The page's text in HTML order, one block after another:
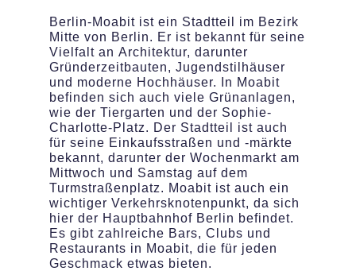
Berlin-Moabit ist ein Stadtteil im Bezirk
Mitte von Berlin. Er ist bekannt für seine
Vielfalt an Architektur, darunter
Gründerzeitbauten, Jugendstilhäuser
und moderne Hochhäuser. In Moabit
befinden sich auch viele Grünanlagen,
wie der Tiergarten und der Sophie-
Charlotte-Platz. Der Stadtteil ist auch
für seine Einkaufsstraßen und -märkte
bekannt, darunter der Wochenmarkt am
Mittwoch und Samstag auf dem
Turmstraßenplatz. Moabit ist auch ein
wichtiger Verkehrsknotenpunkt, da sich
hier der Hauptbahnhof Berlin befindet.
Es gibt zahlreiche Bars, Clubs und
Restaurants in Moabit, die für jeden
Geschmack etwas bieten.